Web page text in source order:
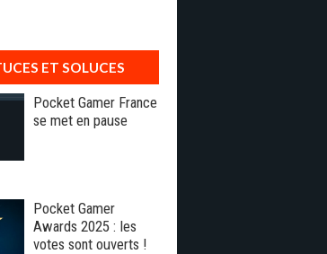
ET SOLUCES
Pocket Gamer France
se met en pause
Pocket Gamer
Awards 2025 : les
votes sont ouverts !